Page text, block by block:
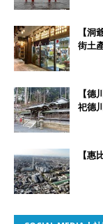
【
街土
【
祀德
【